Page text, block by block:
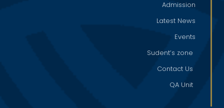
Admission
Latest News
Events
Sudent’s zone
Contact Us
QA Unit